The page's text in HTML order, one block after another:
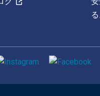
る
ィア